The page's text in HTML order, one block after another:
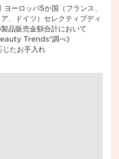
ーロッパ5か国（フランス、
、ドイツ）セレクティブディ
品販売金額合計において
Trends®調べ)​
じたお手入れ​